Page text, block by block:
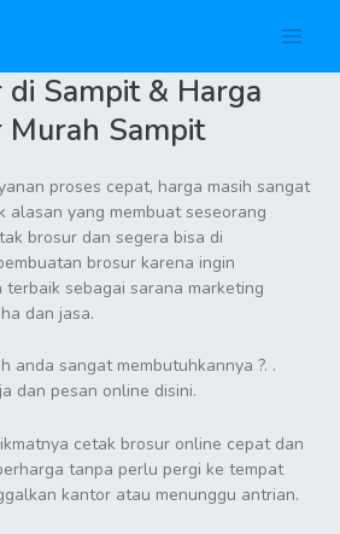
di Sampit & Harga
Murah Sampit
proses cepat, harga masih sangat
alasan yang membuat seseorang
brosur dan segera bisa di
brosur karena ingin
terbaik sebagai sarana marketing
dan jasa.
anda sangat membutuhkannya ?. .
dan pesan online disini.
cetak brosur online cepat dan
tanpa perlu pergi ke tempat
kantor atau menunggu antrian.